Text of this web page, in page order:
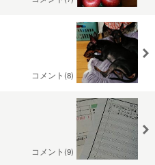
コメント(8)
コメント(9)